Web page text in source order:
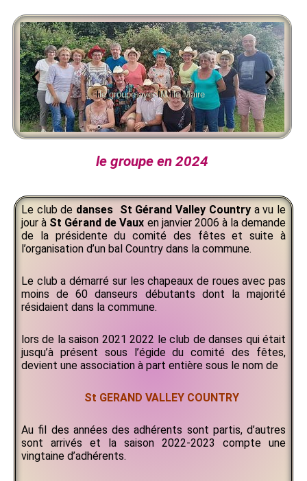
le groupe avec M. le Maire
le groupe en 2024
Le club de danses St Gérand Valley Country a vu le
jour à St Gérand de Vaux en janvier 2006 à la demande
de la présidente du comité des fêtes et suite à
l’organisation d’un bal Country dans la commune.
Le club a démarré sur les chapeaux de roues avec pas
moins de 60 danseurs débutants dont la majorité
résidaient dans la commune.
lors de la saison 2021 2022 le club de danses qui était
jusqu’à présent sous l’égide du comité des fêtes,
devient une association à part entière sous le nom de
St GERAND VALLEY COUNTRY
Au fil des années des adhérents sont partis, d’autres
sont arrivés et la saison 2022-2023 compte une
vingtaine d’adhérents.